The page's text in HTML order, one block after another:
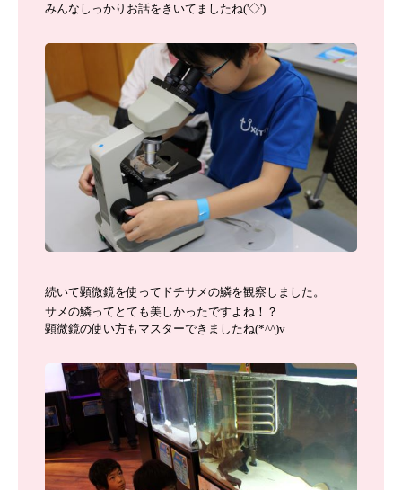
みんなしっかりお話をきいてましたね('◇')ゞ
続いて顕微鏡を使って ドチサメの鱗を観察しました。
サメの鱗ってとても美しかったですよね！？
顕微鏡の使い方もマスターできましたね(*^^)v